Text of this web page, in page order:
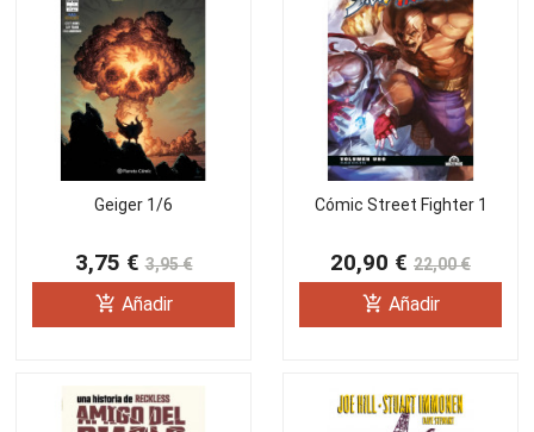
Geiger 1/6
3,75 € 3,95 €
add_shopping_cart Añadir
Cómic Street Fighter 1
20,90 € 22,00 €
add_shopping_cart Añadir